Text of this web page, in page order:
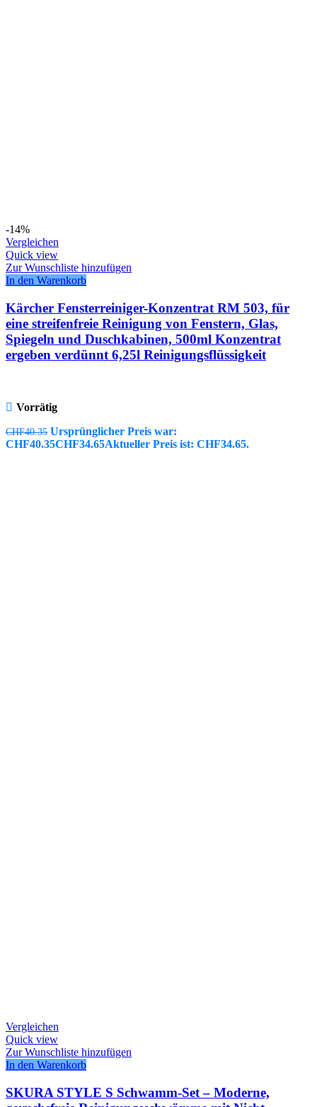
-14%
Vergleichen
Quick view
Zur Wunschliste hinzufügen
In den Warenkorb
Kärcher Fensterreiniger-Konzentrat RM 503, für
eine streifenfreie Reinigung von Fenstern, Glas,
Spiegeln und Duschkabinen, 500ml Konzentrat
ergeben verdünnt 6,25l Reinigungsflüssigkeit
Vorrätig
CHF40.35 Ursprünglicher Preis war:
CHF40.35CHF34.65Aktueller Preis ist: CHF34.65.
Vergleichen
Quick view
Zur Wunschliste hinzufügen
In den Warenkorb
SKURA STYLE S Schwamm-Set – Moderne,